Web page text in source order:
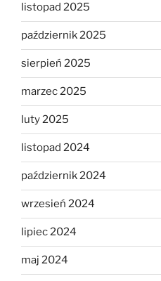
listopad 2025
październik 2025
sierpień 2025
marzec 2025
luty 2025
listopad 2024
październik 2024
wrzesień 2024
lipiec 2024
maj 2024